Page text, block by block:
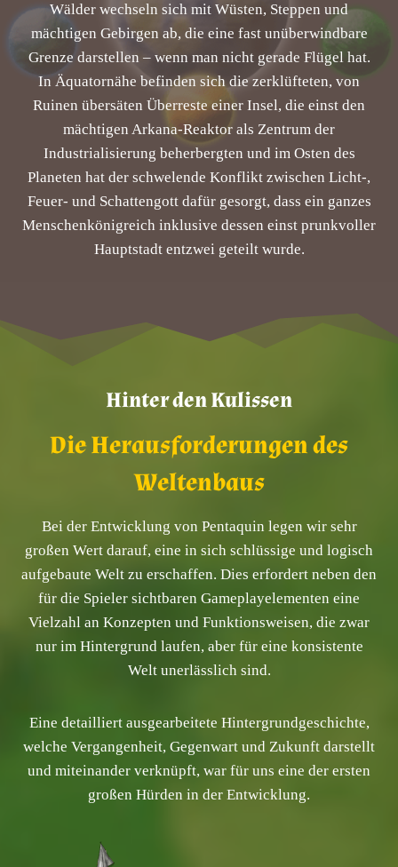
Wälder wechseln sich mit Wüsten, Steppen und
mächtigen Gebirgen ab, die eine fast unüberwindbare
Grenze darstellen – wenn man nicht gerade Flügel hat.
In Äquatornähe befinden sich die zerklüfteten, von
Ruinen übersäten Überreste einer Insel, die einst den
mächtigen Arkana-Reaktor als Zentrum der
Industrialisierung beherbergten und im Osten des
Planeten hat der schwelende Konflikt zwischen Licht-,
Feuer- und Schattengott dafür gesorgt, dass ein ganzes
Menschenkönigreich inklusive dessen einst prunkvoller
Hauptstadt entzwei geteilt wurde.
Hinter den Kulissen
Die Herausforderungen des
Weltenbaus
Bei der Entwicklung von Pentaquin legen wir sehr
großen Wert darauf, eine in sich schlüssige und logisch
aufgebaute Welt zu erschaffen. Dies erfordert neben den
für die Spieler sichtbaren Gameplayelementen eine
Vielzahl an Konzepten und Funktionsweisen, die zwar
nur im Hintergrund laufen, aber für eine konsistente
Welt unerlässlich sind.
Eine detailliert ausgearbeitete Hintergrundgeschichte,
welche Vergangenheit, Gegenwart und Zukunft darstellt
und miteinander verknüpft, war für uns eine der ersten
großen Hürden in der Entwicklung.